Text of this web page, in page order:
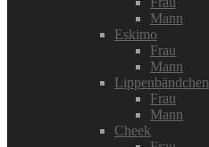
Mann
Eskimo
Frau
Mann
Lippenbändchen
Frau
Mann
Cheek